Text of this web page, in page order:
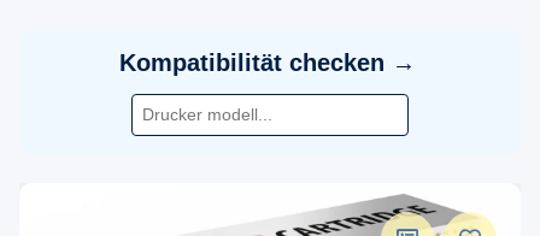
Kompatibilität checken →